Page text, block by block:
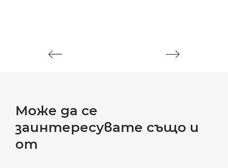
Може да се
заинтересувате също и
от